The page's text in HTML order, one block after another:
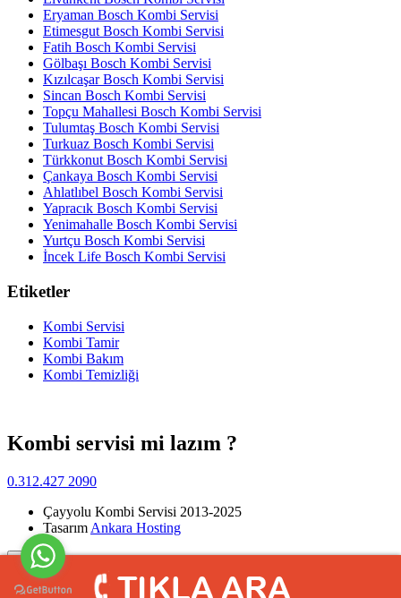
Eryaman Bosch Kombi Servisi
Etimesgut Bosch Kombi Servisi
Fatih Bosch Kombi Servisi
Gölbaşı Bosch Kombi Servisi
Kızılcaşar Bosch Kombi Servisi
Sincan Bosch Kombi Servisi
Topçu Mahallesi Bosch Kombi Servisi
Tulumtaş Bosch Kombi Servisi
Turkuaz Bosch Kombi Servisi
Türkkonut Bosch Kombi Servisi
Çankaya Bosch Kombi Servisi
Ahlatlıbel Bosch Kombi Servisi
Yapracık Bosch Kombi Servisi
Yenimahalle Bosch Kombi Servisi
Yurtçu Bosch Kombi Servisi
İncek Life Bosch Kombi Servisi
Etiketler
Kombi Servisi
Kombi Tamir
Kombi Bakım
Kombi Temizliği
Kombi servisi mi lazım ?
0.312.427 2090
Çayyolu Kombi Servisi 2013-2025
Tasarım Ankara Hosting
Yukarı
>